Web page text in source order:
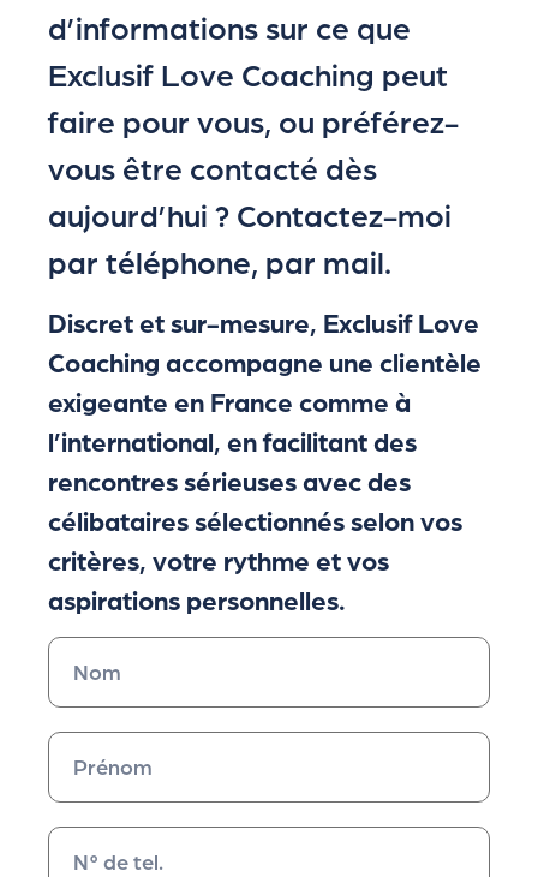
d’informations sur ce que
Exclusif Love Coaching peut
faire pour vous, ou préférez-
vous être contacté dès
aujourd’hui ? Contactez-moi
par téléphone, par mail.
Discret et sur-mesure, Exclusif Love
Coaching accompagne une clientèle
exigeante en France comme à
l’international, en facilitant des
rencontres sérieuses avec des
célibataires sélectionnés selon vos
critères, votre rythme et vos
aspirations personnelles.